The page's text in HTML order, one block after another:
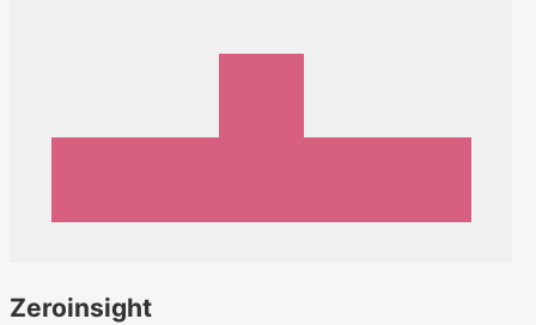
Zeroinsight